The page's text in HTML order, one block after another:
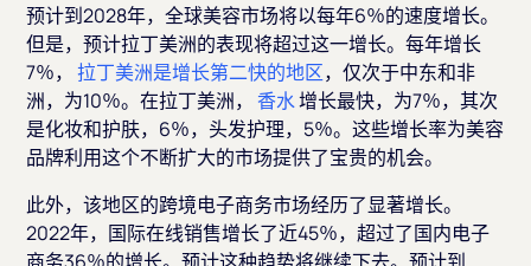
预计到2028年，全球美容市场将以每年6％的速度增长。
但是，预计拉丁美洲的表现将超过这一增长。每年增长
7％，拉丁美洲是增长第二快的地区，仅次于中东和非
洲，为10％。在拉丁美洲， 香水增长最快，为7％，其次
是化妆和护肤，6％，头发护理，5％。这些增长率为美容
品牌利用这个不断扩大的市场提供了宝贵的机会。
此外，该地区的跨境电子商务市场经历了显著增长。
2022年，国际在线销售增长了近45％，超过了国内电子
商务36％的增长。预计这种趋势将继续下去。预计到